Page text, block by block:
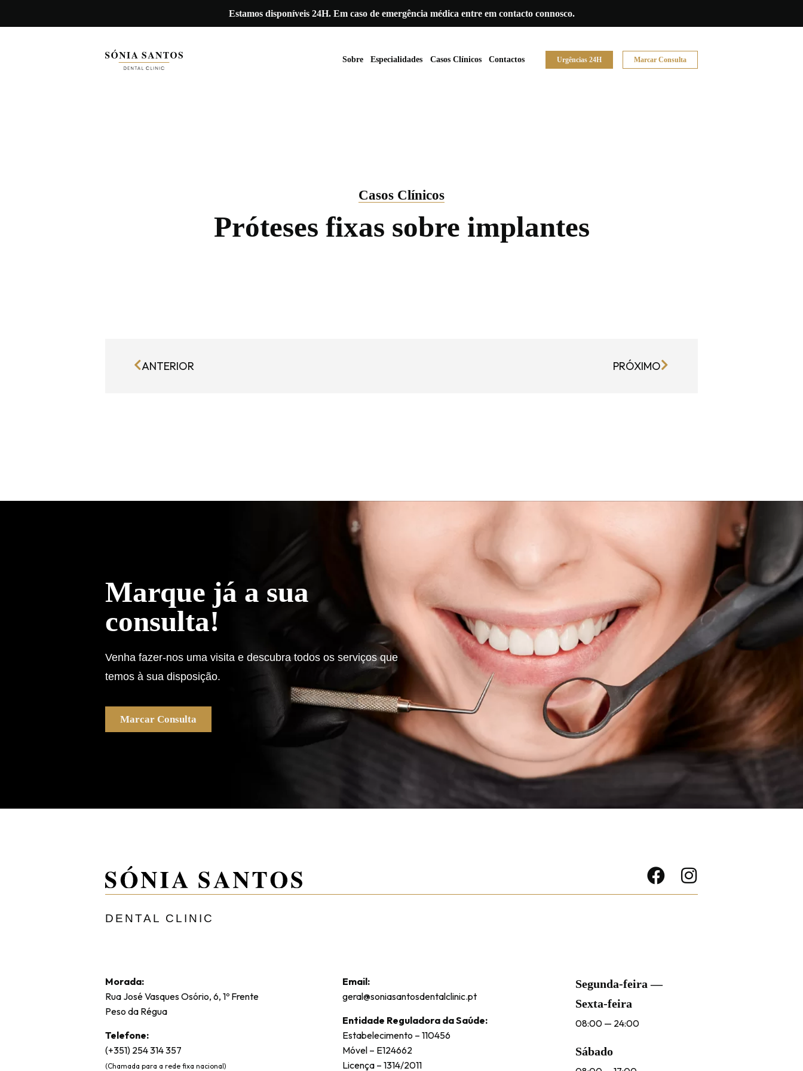
Estamos disponíveis 24H. Em caso de emergência médica entre em contacto connosco.
Sobre Especialidades Casos Clínicos Contactos Urgências 24H Marcar Consulta
Casos Clínicos
Próteses fixas sobre implantes
ANTERIOR PRÓXIMO
Marque já a sua
consulta!
Venha fazer-nos uma visita e descubra todos os serviçosque
temos à sua disposição.
Marcar Consulta
DENTAL CLINIC
Morada:
Rua José Vasques Osório, 6, 1º Frente
Peso da Régua
Telefone:
(+351) 254 314 357
(Chamada para a rede fixa nacional)
Email:
geral@soniasantosdentalclinic.pt
Entidade Reguladora da Saúde:
Estabelecimento – 110456
Móvel – E124662
Licença – 1314/2011
Segunda-feira —
Sexta-feira
08:00 — 24:00
Sábado